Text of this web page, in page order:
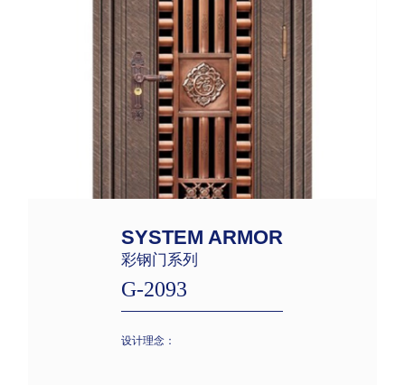
SYSTEM ARMOR
彩钢门系列
G-2093
设计理念：